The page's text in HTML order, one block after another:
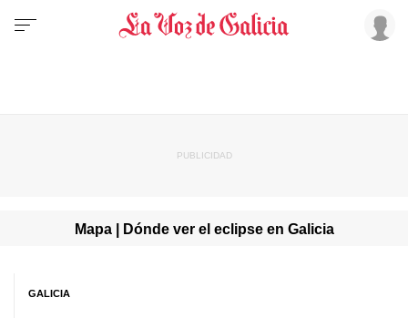
Mapa | Dónde ver el eclipse en Galicia
GALICIA